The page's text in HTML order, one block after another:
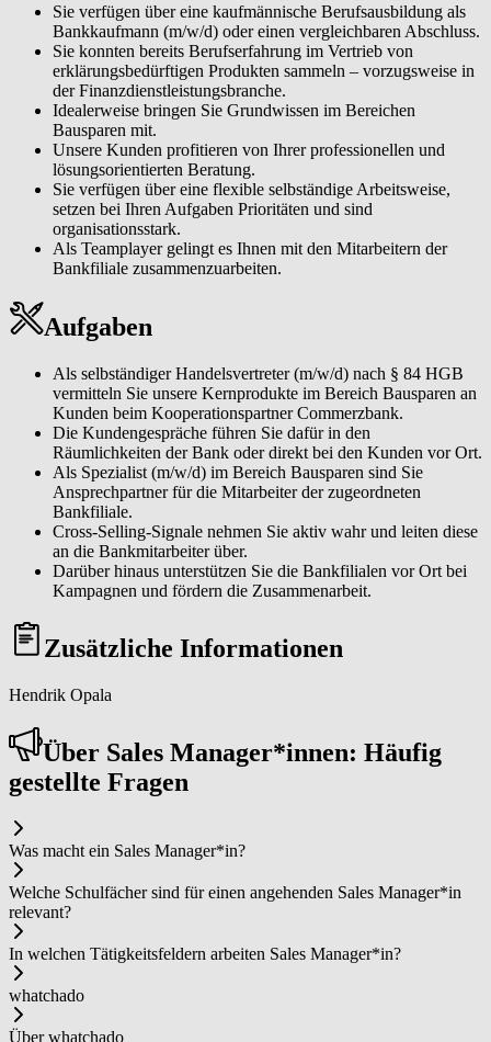
Sie verfügen über eine kaufmännische Berufsausbildung als
Bankkaufmann (m/w/d) oder einen vergleichbaren Abschluss.
Sie konnten bereits Berufserfahrung im Vertrieb von
erklärungsbedürftigen Produkten sammeln – vorzugsweise in
der Finanzdienstleistungsbranche.
Idealerweise bringen Sie Grundwissen im Bereichen
Bausparen mit.
Unsere Kunden profitieren von Ihrer professionellen und
lösungsorientierten Beratung.
Sie verfügen über eine flexible selbständige Arbeitsweise,
setzen bei Ihren Aufgaben Prioritäten und sind
organisationsstark.
Als Teamplayer gelingt es Ihnen mit den Mitarbeitern der
Bankfiliale zusammenzuarbeiten.
Aufgaben
Als selbständiger Handelsvertreter (m/w/d) nach § 84 HGB
vermitteln Sie unsere Kernprodukte im Bereich Bausparen an
Kunden beim Kooperationspartner Commerzbank.
Die Kundengespräche führen Sie dafür in den
Räumlichkeiten der Bank oder direkt bei den Kunden vor Ort.
Als Spezialist (m/w/d) im Bereich Bausparen sind Sie
Ansprechpartner für die Mitarbeiter der zugeordneten
Bankfiliale.
Cross-Selling-Signale nehmen Sie aktiv wahr und leiten diese
an die Bankmitarbeiter über.
Darüber hinaus unterstützen Sie die Bankfilialen vor Ort bei
Kampagnen und fördern die Zusammenarbeit.
Zusätzliche Informationen
Hendrik Opala
Über Sa­les ­Ma­na­ger*in­nen: Häufig
gestellte Fragen
Was macht ein Sa­les ­Ma­na­ger*in?
Welche Schulfächer sind für einen angehenden Sa­les ­Ma­na­ger*in
relevant?
In welchen Tätigkeitsfeldern arbeiten Sa­les ­Ma­na­ger*in?
whatchado
Über whatchado